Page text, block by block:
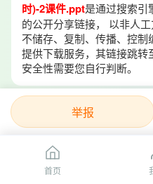
时)-2课件.ppt是通过搜索引
的公开分享链接， 以非人
不储存、复制、传播、控
提供下载服务，其链接跳
安全性需要您自行判断。
举报
首页